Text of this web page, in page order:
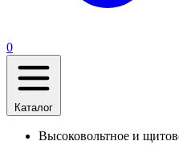
0
Каталог
Высоковольтное и